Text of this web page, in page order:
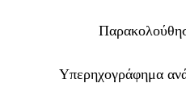
Υπερηχογράφημα